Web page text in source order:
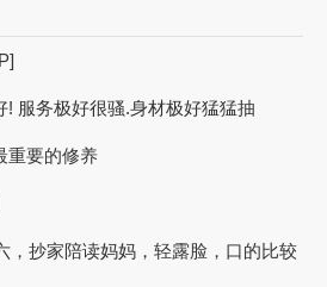
! 服务极好很骚.身材极好猛猛抽
重要的修养
，抄家陪读妈妈，轻露脸，口的比较